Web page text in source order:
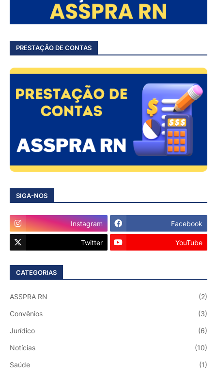
PRESTAÇÃO DE CONTAS
SIGA-NOS
Instagram Facebook
Twitter YouTube
CATEGORIAS
ASSPRA RN (2)
Convênios (3)
Jurídico (6)
Notícias (10)
Saúde (1)